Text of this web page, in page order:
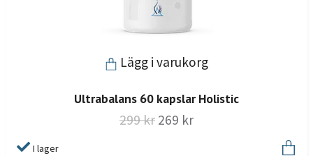
Lägg i varukorg
Ultrabalans 60 kapslar Holistic
299 kr 269 kr
I lager